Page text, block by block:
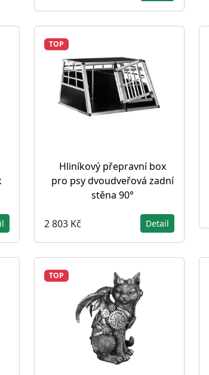
TOP
Hliníkový přepravní box
pro psy dvoudveřová zadní
stěna 90°
2 803 Kč Detail
TOP